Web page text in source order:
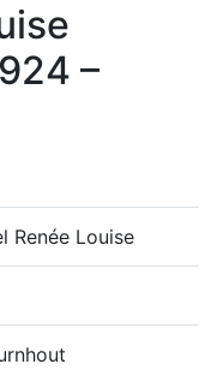
–
Renée Louise